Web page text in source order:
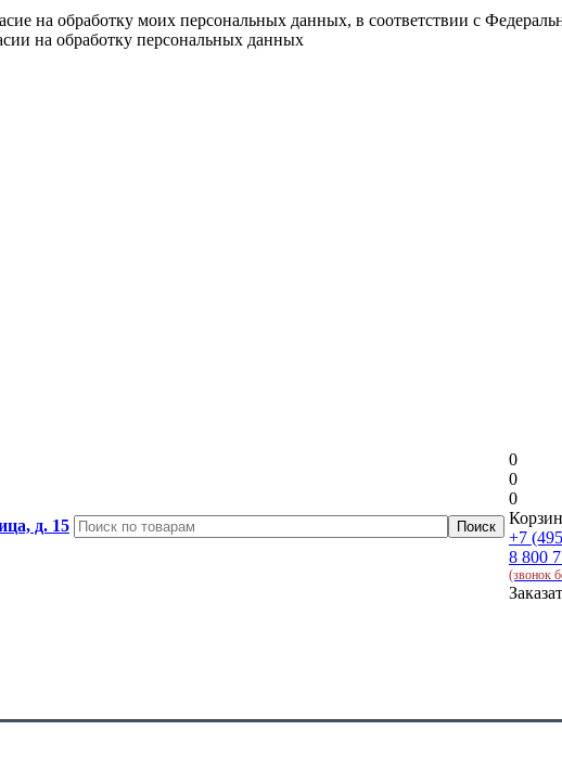
на обработку моих персональных данных, в соответствии с
на обработку персональных данных
д. 15
0
0
0
+7
8 800
(звонок